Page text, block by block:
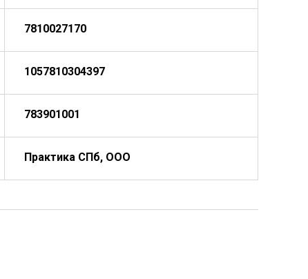
7810027170
1057810304397
783901001
Практика СПб, ООО